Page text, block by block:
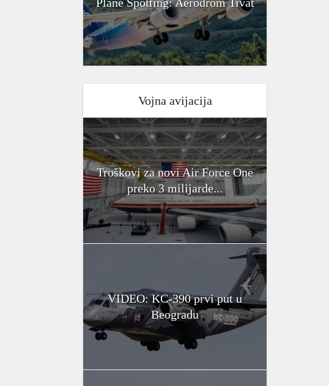
Vojna avijacija
Troškovi za novi Air Force One
preko 3 milijarde...
VIDEO: KC-390 prvi put u
Beogradu